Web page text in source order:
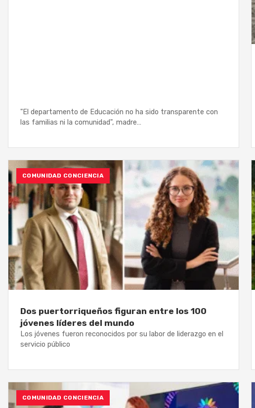
"El departamento de Educación no ha sido transparente con
las familias ni la comunidad", madre…
COMUNIDAD CONCIENCIA
Dos puertorriqueños figuran entre los 100
jóvenes líderes del mundo
Los jóvenes fueron reconocidos por su labor de liderazgo en el
servicio público
COMUNIDAD CONCIENCIA